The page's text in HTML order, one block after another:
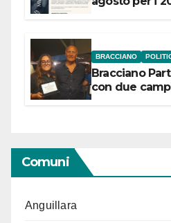
BRACCIANO
Bracciano
con due
Comuni
Anguillara